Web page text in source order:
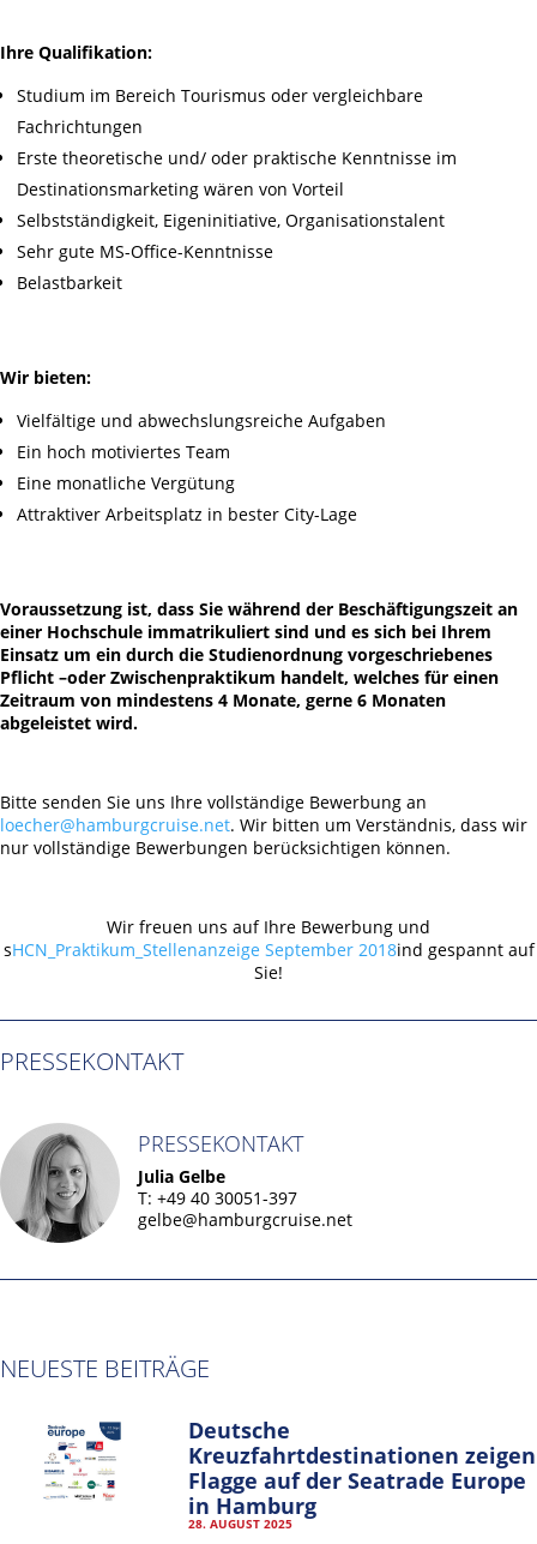
Ihre Qualifikation:
Studium im Bereich Tourismus oder vergleichbare
Fachrichtungen
Erste theoretische und/ oder praktische Kenntnisse im
Destinationsmarketing wären von Vorteil
Selbstständigkeit, Eigeninitiative, Organisationstalent
Sehr gute MS-Office-Kenntnisse
Belastbarkeit
Wir bieten:
Vielfältige und abwechslungsreiche Aufgaben
Ein hoch motiviertes Team
Eine monatliche Vergütung
Attraktiver Arbeitsplatz in bester City-Lage
Voraussetzung ist, dass Sie während der Beschäftigungszeit an
einer Hochschule immatrikuliert sind und es sich bei Ihrem
Einsatz um ein durch die Studienordnung vorgeschriebenes
Pflicht –oder Zwischenpraktikum handelt, welches für einen
Zeitraum von mindestens 4 Monate, gerne 6 Monaten
abgeleistet wird.
Bitte senden Sie uns Ihre vollständige Bewerbung an
loecher@hamburgcruise.net. Wir bitten um Verständnis, dass wir
nur vollständige Bewerbungen berücksichtigen können.
Wir freuen uns auf Ihre Bewerbung und
sHCN_Praktikum_Stellenanzeige September 2018ind gespannt auf
Sie!
PRESSEKONTAKT
PRESSEKONTAKT
Julia Gelbe
T: +49 40 30051-397
gelbe@hamburgcruise.net
NEUESTE BEITRÄGE
Deutsche
Kreuzfahrtdestinationen zeigen
Flagge auf der Seatrade Europe
in Hamburg
28. AUGUST 2025